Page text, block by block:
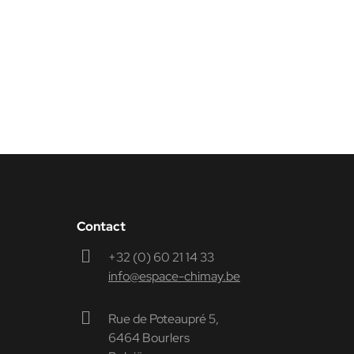
Contact
+32 (0) 60 21 14 33
info@espace-chimay.be
Rue de Poteaupré 5,
6464 Bourlers